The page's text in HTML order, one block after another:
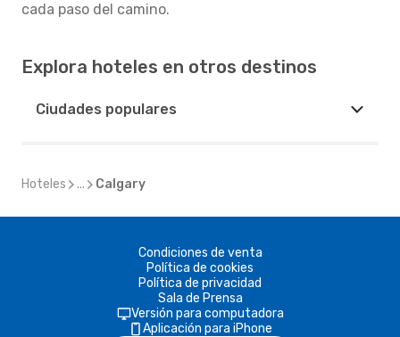
cada paso del camino.
Explora hoteles en otros destinos
Ciudades populares
Hoteles ... Calgary
Condiciones de venta
Política de cookies
Política de privacidad
Sala de Prensa
Versión para computadora
Aplicación para iPhone